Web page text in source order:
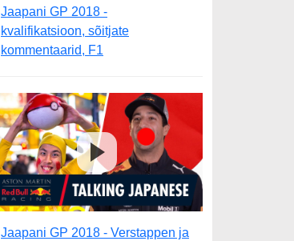
Jaapani GP 2018 -
kvalifikatsioon, sõitjate
kommentaarid, F1
Jaapani GP 2018 - Verstappen ja